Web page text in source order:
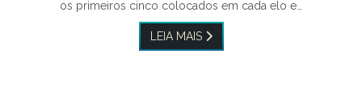
os primeiros cinco colocados em cada elo e…
LEIA MAIS